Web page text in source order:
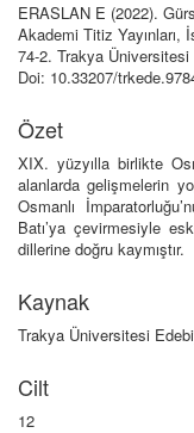
ERASLAN E (2022).
Akademi Titiz
74-2. Trakya
Doi: 10.33207/
Özet
XIX. yüzyılla birlikte
alanlarda gelişmelerin
Osmanlı
Batı’ya çevirmesiyle
dillerine doğru kaymıştır.
Kaynak
Trakya Üniversitesi
Cilt
12